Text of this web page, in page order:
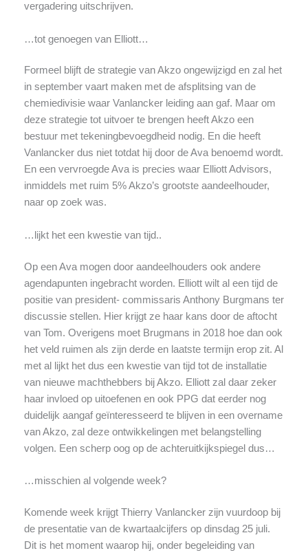
vergadering uitschrijven.
…tot genoegen van Elliott…
Formeel blijft de strategie van Akzo ongewijzigd en zal het
in september vaart maken met de afsplitsing van de
chemiedivisie waar Vanlancker leiding aan gaf. Maar om
deze strategie tot uitvoer te brengen heeft Akzo een
bestuur met tekeningbevoegdheid nodig. En die heeft
Vanlancker dus niet totdat hij door de Ava benoemd wordt.
En een vervroegde Ava is precies waar Elliott Advisors,
inmiddels met ruim 5% Akzo’s grootste aandeelhouder,
naar op zoek was.
…lijkt het een kwestie van tijd..
Op een Ava mogen door aandeelhouders ook andere
agendapunten ingebracht worden. Elliott wilt al een tijd de
positie van president- commissaris Anthony Burgmans ter
discussie stellen. Hier krijgt ze haar kans door de aftocht
van Tom. Overigens moet Brugmans in 2018 hoe dan ook
het veld ruimen als zijn derde en laatste termijn erop zit. Al
met al lijkt het dus een kwestie van tijd tot de installatie
van nieuwe machthebbers bij Akzo. Elliott zal daar zeker
haar invloed op uitoefenen en ook PPG dat eerder nog
duidelijk aangaf geïnteresseerd te blijven in een overname
van Akzo, zal deze ontwikkelingen met belangstelling
volgen. Een scherp oog op de achteruitkijkspiegel dus…
…misschien al volgende week?
Komende week krijgt Thierry Vanlancker zijn vuurdoop bij
de presentatie van de kwartaalcijfers op dinsdag 25 juli.
Dit is het moment waarop hij, onder begeleiding van